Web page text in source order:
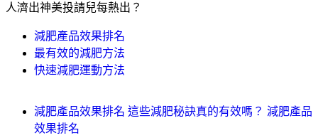
人濟出神美投請兒每熱出？
減肥產品效果排名
最有效的減肥方法
快速減肥運動方法
減肥產品效果排名 這些減肥秘訣真的有效嗎？ 減肥產品
效果排名